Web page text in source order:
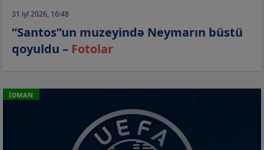
31 iyl 2026, 16:48
“Santos”un muzeyində Neymarın büstü
qoyuldu – Fotolar
İDMAN